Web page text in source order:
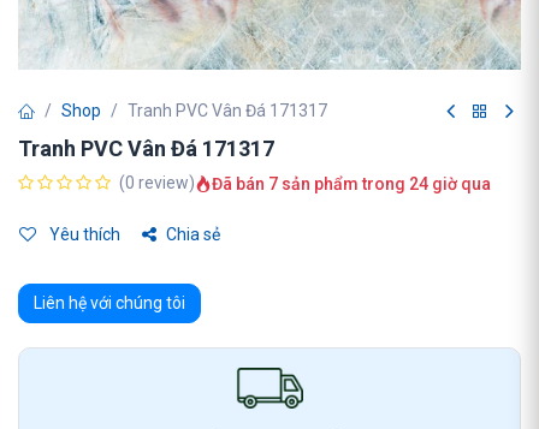
Shop Tranh PVC Vân Đá 171317
Tranh PVC Vân Đá 171317
(0 review) Đã bán 7 sản phẩm trong 24 giờ qua
Yêu thích Chia sẻ
Liên hệ với chúng tôi